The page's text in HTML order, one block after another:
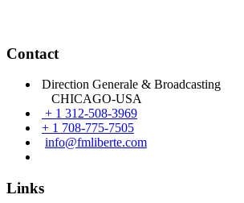
Contact
Direction Generale & Broadcasting
CHICAGO-USA
+ 1 312-508-3969
+ 1 708-775-7505
info@fmliberte.com
Links